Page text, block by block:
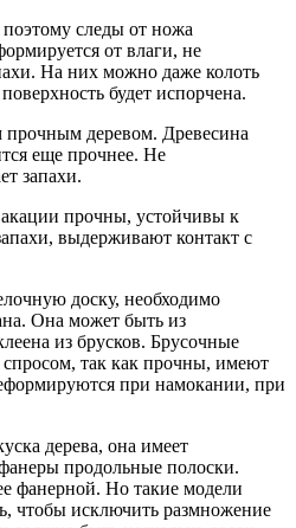
следы от ножа
от влаги, не
На них можно даже колоть
будет испорчена.
деревом. Древесина
еще прочнее. Не
запахи.
прочны, устойчивы к
выдерживают контакт с
доску, необходимо
Она может быть из
из брусков. Брусочные
так как прочны, имеют
при намокании, при
дерева, она имеет
продольные полоски.
фанерной. Но такие модели
чтобы исключить размножение